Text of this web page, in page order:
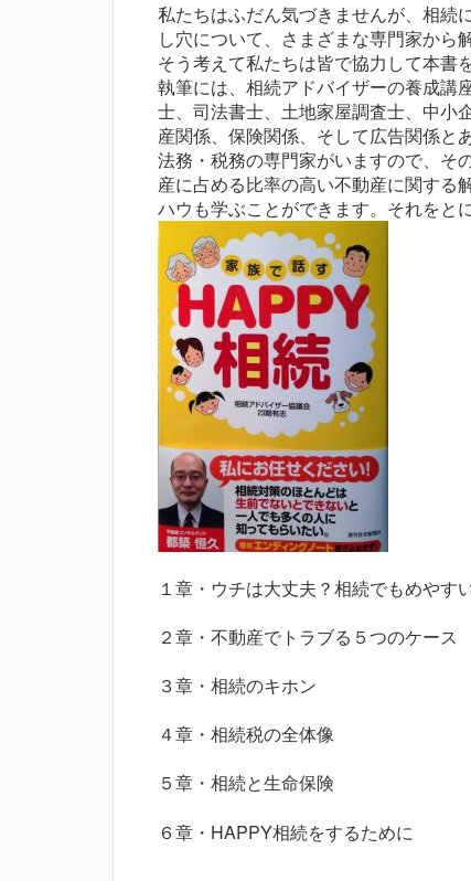
私たちはふだん気づきませんが、相続
し穴について、さまざまな専門家から
そう考えて私たちは皆で協力して本書
執筆には、相続アドバイザーの養成講
士、司法書士、土地家屋調査士、中小
産関係、保険関係、そして広告関係
法務・税務の専門家がいますので、そ
産に占める比率の高い不動産に関する
ハウも学ぶことができます。それをと
１章・ウチは大丈夫？相続でもめやす
２章・不動産でトラブる５つのケース
３章・相続のキホン
４章・相続税の全体像
５章・相続と生命保険
６章・HAPPY相続をするために